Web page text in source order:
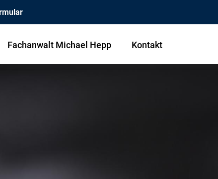
Fachanwalt Michael Hepp Kontakt